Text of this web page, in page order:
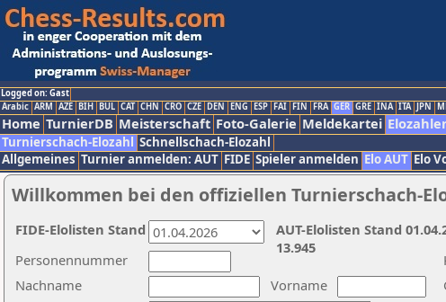
Logged on: Gast
Arabic ARM AZE BIH BUL CAT CHN CRO CZE DEN ENG ESP FAI FIN FRA GER GRE INA ITA JPN
Home TurnierDB Meisterschaft Foto-Galerie Meldekartei
Turnierschach-Elozahl Schnellschach-Elozahl
Allgemeines Turnier anmelden: AUT FIDE Spieler anmelden Elo AUT Elo
Willkommen bei den offiziellen Turnierschach-
Nachname
Vorname
Personennummer
AUT-Elolisten Stand
13.945
FIDE-Elolisten Stand